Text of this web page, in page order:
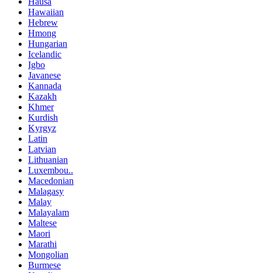
Hawaiian
Hebrew
Hmong
Hungarian
Icelandic
Igbo
Javanese
Kannada
Kazakh
Khmer
Kurdish
Kyrgyz
Latin
Latvian
Lithuanian
Luxembou..
Macedonian
Malagasy
Malay
Malayalam
Maltese
Maori
Marathi
Mongolian
Burmese